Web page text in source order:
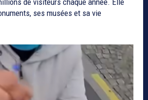
ses musées et sa vie